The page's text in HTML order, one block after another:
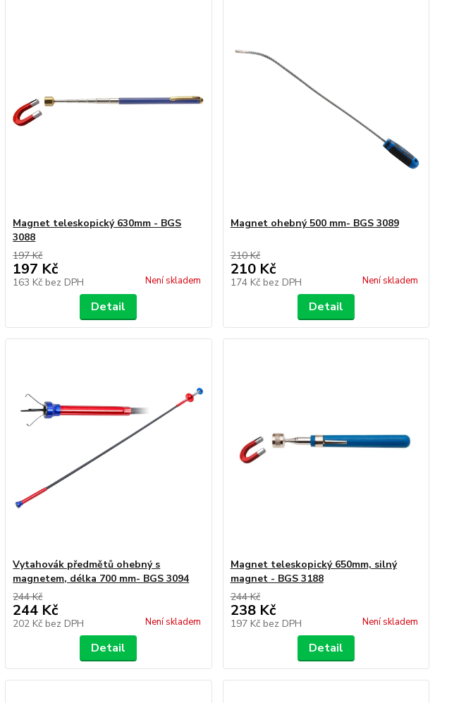
Magnet teleskopický 630mm - BGS
3088
197 Kč
197 Kč
163 Kč bez DPH Není skladem
Detail
Magnet ohebný 500 mm- BGS 3089
210 Kč
210 Kč
174 Kč bez DPH Není skladem
Detail
Vytahovák předmětů ohebný s
magnetem, délka 700 mm- BGS 3094
244 Kč
244 Kč
202 Kč bez DPH Není skladem
Detail
Magnet teleskopický 650mm, silný
magnet - BGS 3188
244 Kč
238 Kč
197 Kč bez DPH Není skladem
Detail